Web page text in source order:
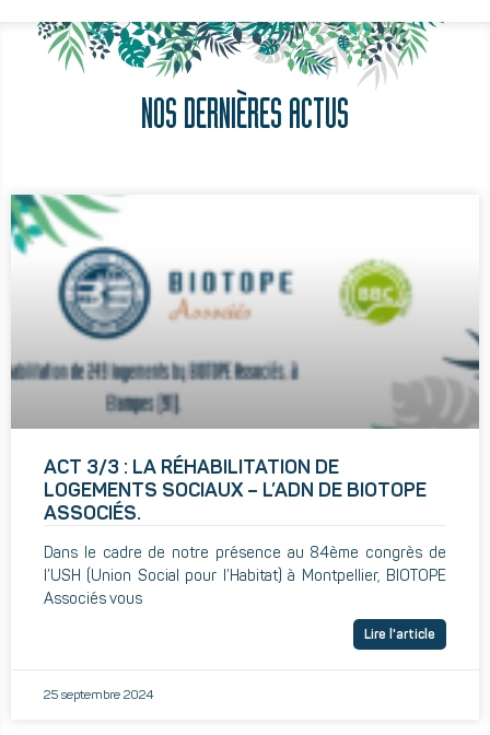
NOS DERNIÈRES ACTUS
ACT 3/3 : LA RÉHABILITATION DE
LOGEMENTS SOCIAUX – L’ADN DE BIOTOPE
ASSOCIÉS.
Dans le cadre de notre présence au 84ème congrès de
l’USH (Union Social pour l’Habitat) à Montpellier, BIOTOPE
Associés vous
Lire l'article
25 septembre 2024